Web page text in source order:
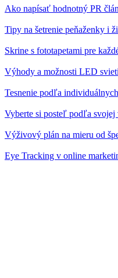
Ako napísať hodnotný PR
Tipy na šetrenie peňaženky i
Skrine s fototapetami pre
Výhody a možnosti LED
Tesnenie podľa
Vyberte si posteľ podľa svojej
Výživový plán na mieru od
Eye Tracking v online